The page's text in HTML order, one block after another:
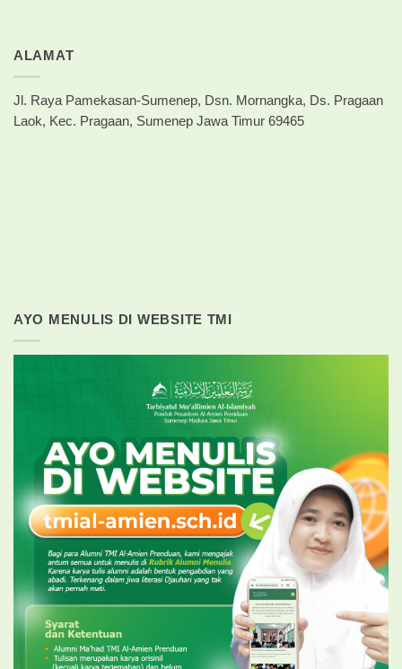
ALAMAT
Jl. Raya Pamekasan-Sumenep, Dsn. Mornangka, Ds. Pragaan
Laok, Kec. Pragaan, Sumenep Jawa Timur 69465
AYO MENULIS DI WEBSITE TMI